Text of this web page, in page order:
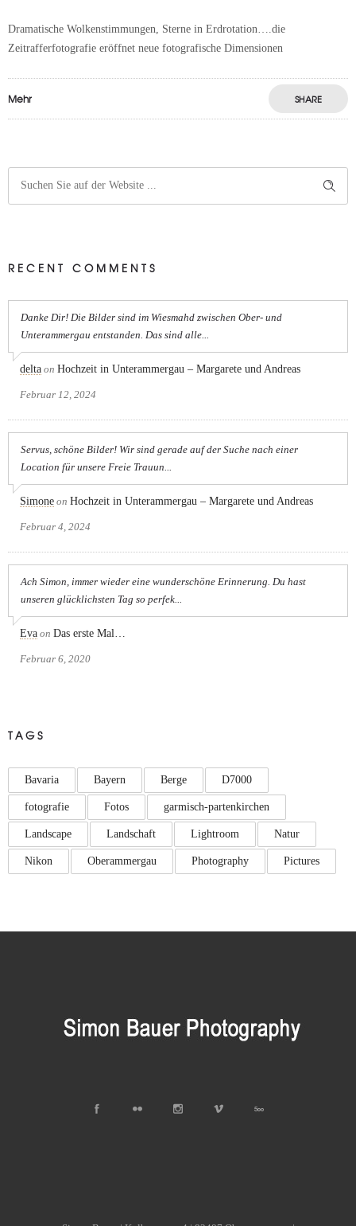
Dramatische Wolkenstimmungen, Sterne in Erdrotation….die
Zeitrafferfotografie eröffnet neue fotografische Dimensionen
Mehr SHARE
RECENT COMMENTS
Danke Dir! Die Bilder sind im Wiesmahd zwischen Ober- und
Unterammergau entstanden. Das sind alle...
delta on Hochzeit in Unterammergau – Margarete und Andreas
Februar 12, 2024
Servus, schöne Bilder! Wir sind gerade auf der Suche nach einer
Location für unsere Freie Trauun...
Simone on Hochzeit in Unterammergau – Margarete und Andreas
Februar 4, 2024
Ach Simon, immer wieder eine wunderschöne Erinnerung. Du hast
unseren glücklichsten Tag so perfek...
Eva on Das erste Mal…
Februar 6, 2020
TAGS
Bavaria Bayern Berge D7000
fotografie Fotos garmisch-partenkirchen
Landscape Landschaft Lightroom Natur
Nikon Oberammergau Photography Pictures